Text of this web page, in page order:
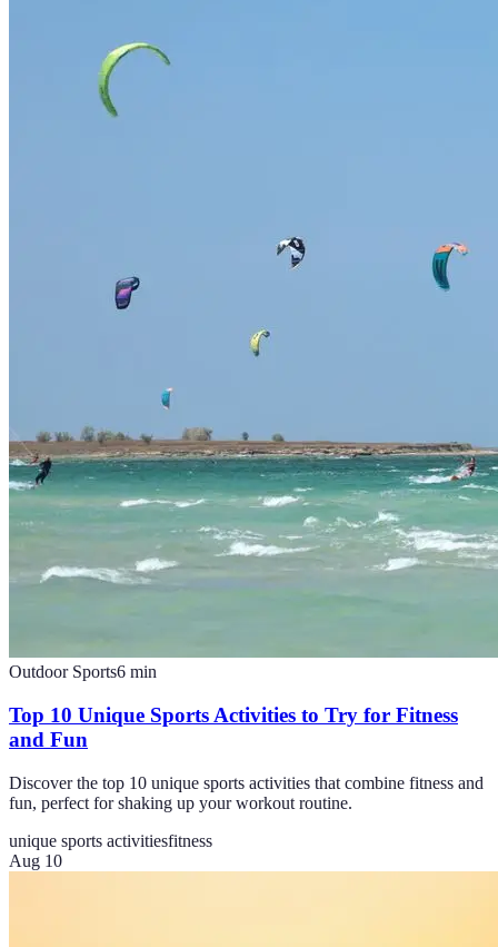
Outdoor Sports6 min
Top 10 Unique Sports Activities to Try for Fitness
and Fun
Discover the top 10 unique sports activities that combine fitness and
fun, perfect for shaking up your workout routine.
unique sports activitiesfitness
Aug 10